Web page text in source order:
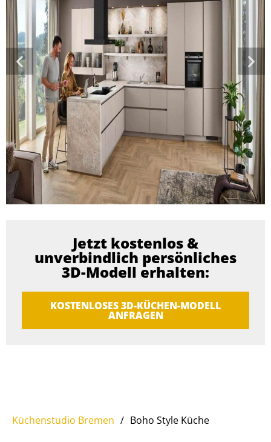
Jetzt kostenlos &
unverbindlich persönliches
3D-Modell erhalten:
KOSTENLOSES 3D-KÜCHEN-MODELL
ANFRAGEN
Küchenstudio Bremen / Boho Style Küche